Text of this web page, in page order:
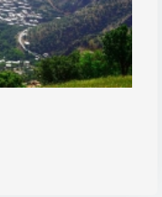
neyin işareti?